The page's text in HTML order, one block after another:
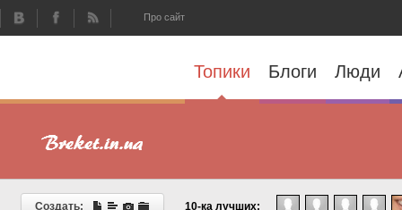
Про сайт
Топики Блоги Люди
Создать: 10-ка лучших: